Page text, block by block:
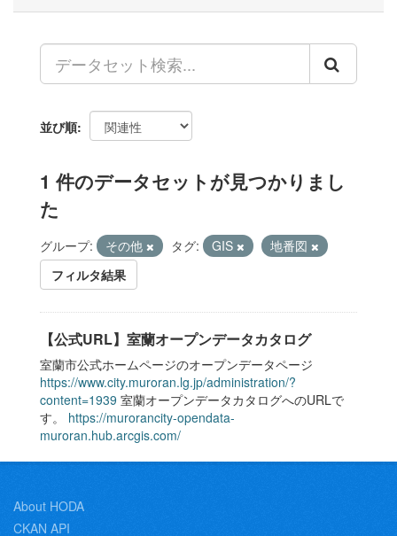
並び順
1 件のデータセットが見つかりまし
た
グループ: その他 タグ: GIS
地番図
フィルタ結果
【公式URL】室蘭オープンデータカタログ
室蘭市公式ホームページのオープンデータページ
https://www.city.muroran.lg.jp/administration/?
content=1939 室蘭オープンデータカタログへのURLで
す。 https://murorancity-opendata-
muroran.hub.arcgis.com/
About HODA
CKAN API